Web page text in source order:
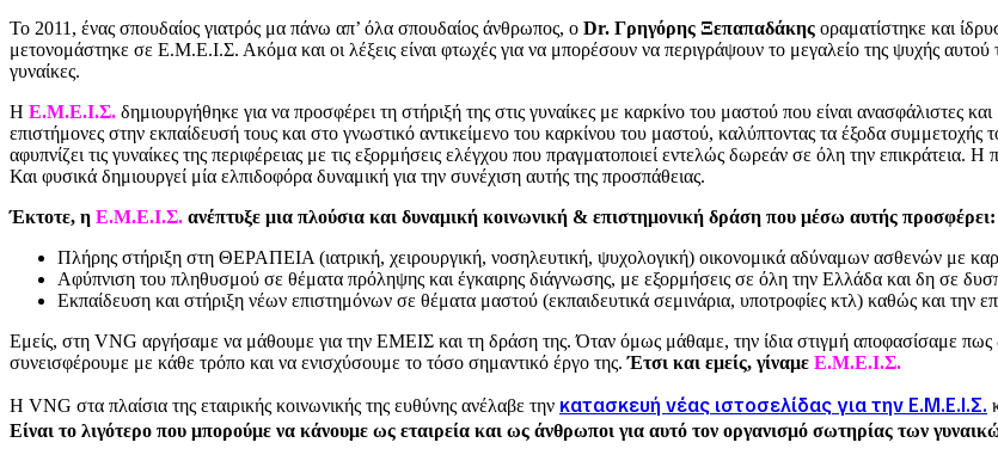
Το 2011, ένας σπουδαίος γιατρός μα πάνω απ’ όλα σπουδαίος άνθρωπος, ο Dr. Γρηγόρης Ξεπαπαδάκης οραματίστηκε και
μετονομάστηκε σε Ε.Μ.Ε.Ι.Σ. Ακόμα και οι λέξεις είναι φτωχές για να μπορέσουν να περιγράψουν το μεγαλείο της ψυχής
γυναίκες.
Η Ε.Μ.Ε.Ι.Σ. δημιουργήθηκε για να προσφέρει τη στήριξή της στις γυναίκες με καρκίνο του μαστού που είναι ανασφάλιστες
επιστήμονες στην εκπαίδευσή τους και στο γνωστικό αντικείμενο του καρκίνου του μαστού, καλύπτοντας τα έξοδα
αφυπνίζει τις γυναίκες της περιφέρειας με τις εξορμήσεις ελέγχου που πραγματοποιεί εντελώς δωρεάν σε όλη την
Και φυσικά δημιουργεί μία ελπιδοφόρα δυναμική για την συνέχιση αυτής της προσπάθειας.
Έκτοτε, η Ε.Μ.Ε.Ι.Σ. ανέπτυξε μια πλούσια και δυναμική κοινωνική & επιστημονική δράση που μέσω αυτής προσφέρει:
Πλήρης στήριξη στη ΘΕΡΑΠΕΙΑ (ιατρική, χειρουργική, νοσηλευτική, ψυχολογική) οικονομικά αδύναμων ασθενών με
Αφύπνιση του πληθυσμού σε θέματα πρόληψης και έγκαιρης διάγνωσης, με εξορμήσεις σε όλη την Ελλάδα και δη σε
Εκπαίδευση και στήριξη νέων επιστημόνων σε θέματα μαστού (εκπαιδευτικά σεμινάρια, υποτροφίες κτλ) καθώς και την
Εμείς, στη VNG αργήσαμε να μάθουμε για την ΕΜΕΙΣ και τη δράση της. Όταν όμως μάθαμε, την ίδια στιγμή αποφασίσαμε
συνεισφέρουμε με κάθε τρόπο και να ενισχύσουμε το τόσο σημαντικό έργο της.Έτσι και εμείς, γίναμε Ε.Μ.Ε.Ι.Σ.
Η VNG στα πλαίσια της εταιρικής κοινωνικής της ευθύνης ανέλαβε την κατασκευή νέας ιστοσελίδας για την Ε.Μ.Ε.Ι.Σ.
Είναι το λιγότερο που μπορούμε να κάνουμε ως εταιρεία και ως άνθρωποι για αυτό τον οργανισμό σωτηρίας των